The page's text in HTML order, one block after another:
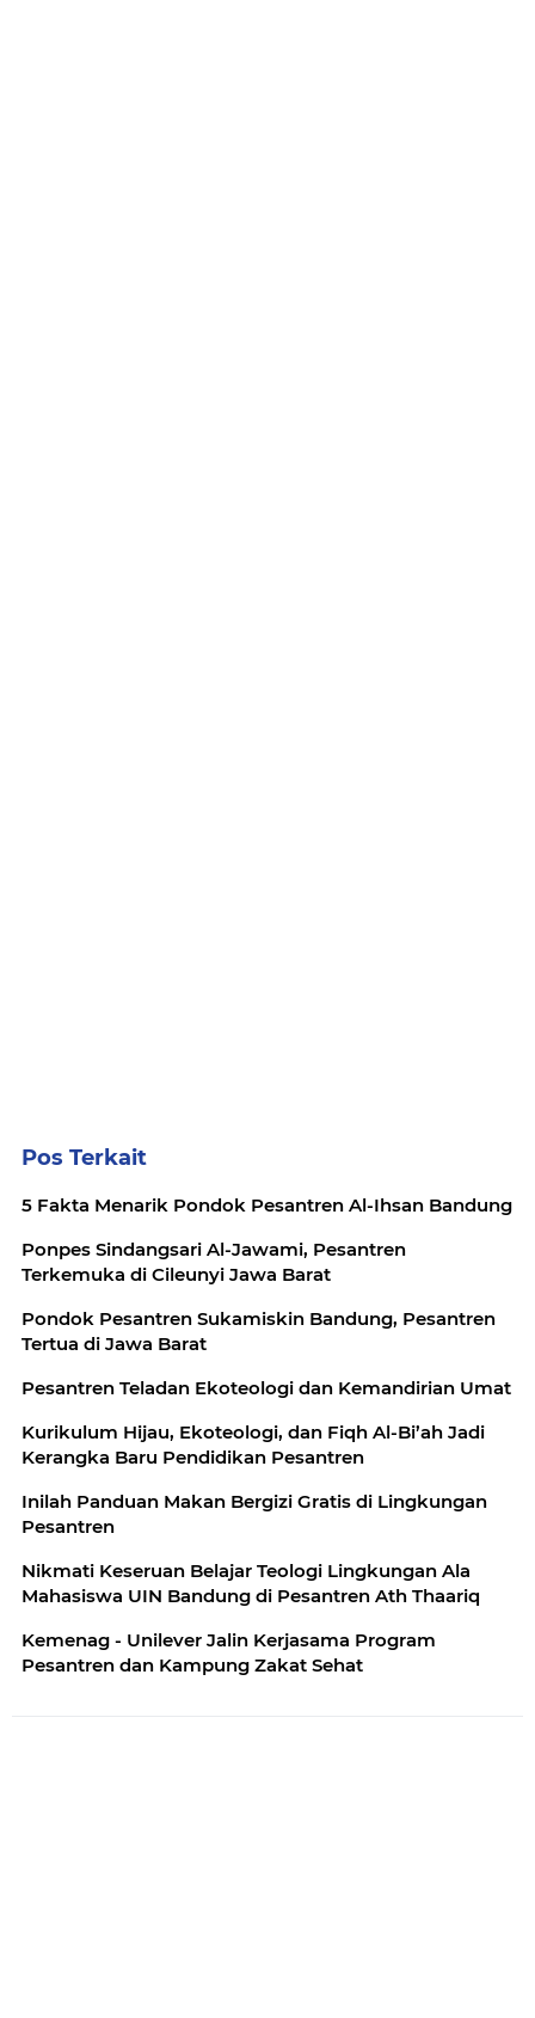
Pos Terkait
5 Fakta Menarik Pondok Pesantren Al-Ihsan Bandung
Ponpes Sindangsari Al-Jawami, Pesantren
Terkemuka di Cileunyi Jawa Barat
Pondok Pesantren Sukamiskin Bandung, Pesantren
Tertua di Jawa Barat
Pesantren Teladan Ekoteologi dan Kemandirian Umat
Kurikulum Hijau, Ekoteologi, dan Fiqh Al-Bi’ah Jadi
Kerangka Baru Pendidikan Pesantren
Inilah Panduan Makan Bergizi Gratis di Lingkungan
Pesantren
Nikmati Keseruan Belajar Teologi Lingkungan Ala
Mahasiswa UIN Bandung di Pesantren Ath Thaariq
Kemenag - Unilever Jalin Kerjasama Program
Pesantren dan Kampung Zakat Sehat